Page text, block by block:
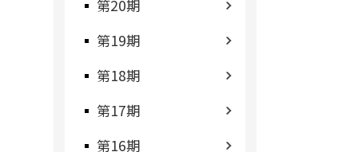
第20期
第19期
第18期
第17期
第16期